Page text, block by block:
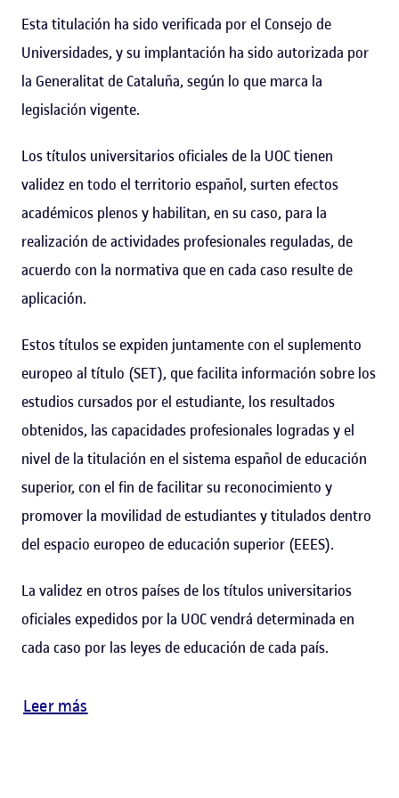
Esta titulación ha sido verificada por el Consejo de
Universidades, y su implantación ha sido autorizada por
la Generalitat de Cataluña, según lo que marca la
legislación vigente.
Los títulos universitarios oficiales de la UOC tienen
validez en todo el territorio español, surten efectos
académicos plenos y habilitan, en su caso, para la
realización de actividades profesionales reguladas, de
acuerdo con la normativa que en cada caso resulte de
aplicación.
Estos títulos se expiden juntamente con el suplemento
europeo al título (SET), que facilita información sobre los
estudios cursados por el estudiante, los resultados
obtenidos, las capacidades profesionales logradas y el
nivel de la titulación en el sistema español de educación
superior, con el fin de facilitar su reconocimiento y
promover la movilidad de estudiantes y titulados dentro
del espacio europeo de educación superior (EEES).
La validez en otros países de los títulos universitarios
oficiales expedidos por la UOC vendrá determinada en
cada caso por las leyes de educación de cada país.
Leer más